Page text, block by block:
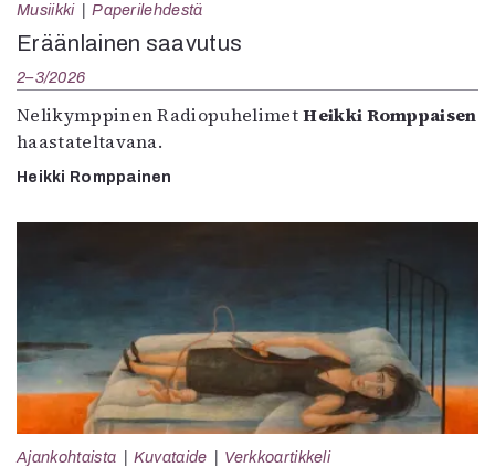
Musiikki Paperilehdestä
Eräänlainen saavutus
2–3/2026
Nelikymppinen RadiopuhelimetHeikki Romppaisen
haastateltavana.
Heikki Romppainen
Ajankohtaista Kuvataide Verkkoartikkeli